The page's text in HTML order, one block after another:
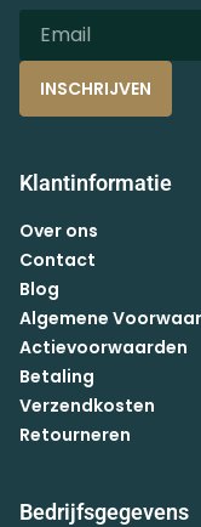
INSCHRIJVEN
Klantinformatie
Over ons
Contact
Blog
Algemene
Actievoorwaarden
Betaling
Verzendkosten
Retourneren
Bedrijfsgegevens